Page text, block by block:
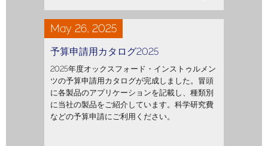
May 26, 2025
予算申請用カタログ2025
2025年度オックスフォード・インストゥルメン
ツの予算申請用カタログが完成しました。冒頭
に各製品のアプリケーションを記載し、種類別
に当社の製品をご紹介しています。科学研究費
などの予算申請にご利用ください。